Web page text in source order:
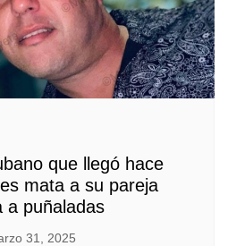
que llegó hace
mata a su pareja
a puñaladas
31, 2025